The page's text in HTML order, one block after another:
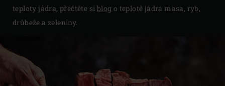
teploty jádra, přečtěte si blog o teplotě jádra masa, ryb,
drůbeže a zeleniny.